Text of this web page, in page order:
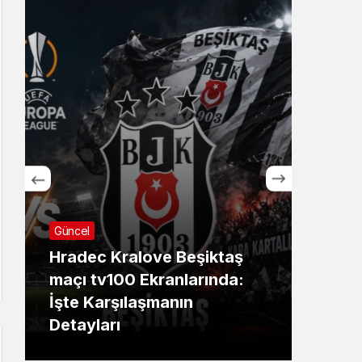
Güncel
Hradec Kralove Beşiktaş
maçı tv100 Ekranlarında:
İşte Karşılaşmanın
Detayları